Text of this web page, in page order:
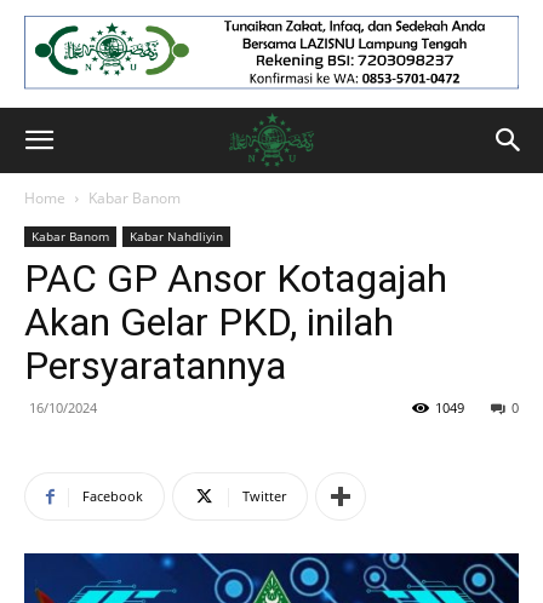
Home Kabar Banom
Kabar Banom Kabar Nahdliyin
PAC GP Ansor Kotagajah
Akan Gelar PKD, inilah
Persyaratannya
16/10/2024 0
1049
Facebook Twitter